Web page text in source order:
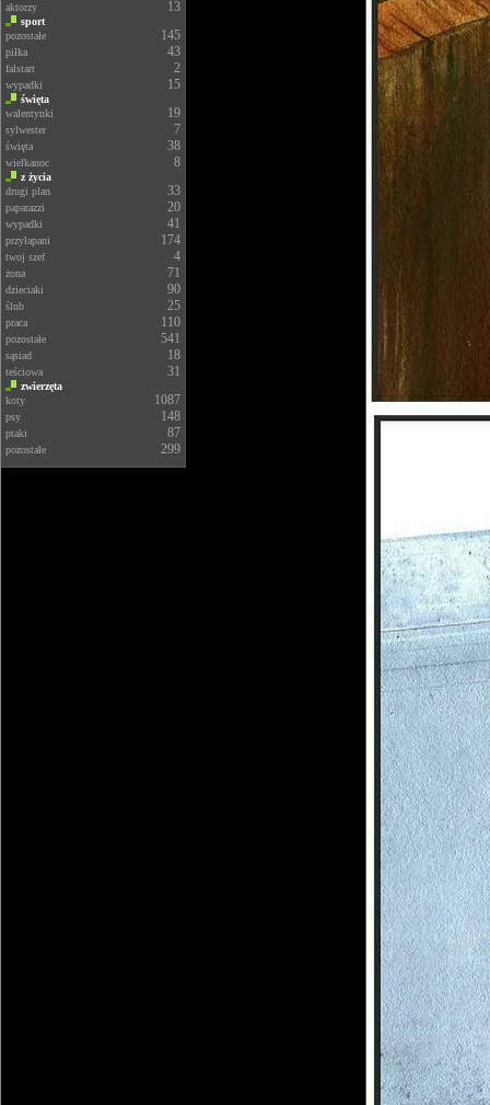
aktorzy 13
sport
pozostałe
145
piłka 43
falstart 2
wypadki 15
święta
walentynki
19
sylwester 7
święta 38
wielkanoc 8
z życia
drugi plan
33
paparazzi 20
wypadki 41
przyłapani 174
twoj szef 4
żona 71
dzieciaki 90
ślub 25
praca 110
pozostałe 541
sąsiad 18
teściowa 31
zwierzęta
koty
1087
psy 148
ptaki 87
pozostałe 299